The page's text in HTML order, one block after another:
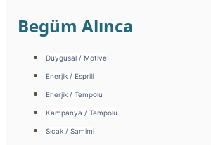
Begüm Alınca
Duygusal / Motive
Enerjik / Esprili
Enerjik / Tempolu
Kampanya / Tempolu
Sıcak / Samimi